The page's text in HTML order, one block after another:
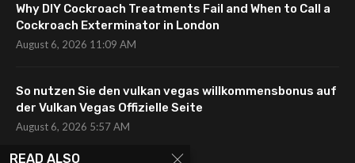
Why DIY Cockroach Treatments Fail and When to Call a
Cockroach Exterminator in London
August 6, 2026 11:09 AM
So nutzen Sie den vulkan vegas willkommensbonus auf
der Vulkan Vegas Offizielle Seite
August 6, 2026 5:57 AM
READ ALSO